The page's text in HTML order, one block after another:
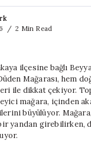
2 Min Read
ilçesine bağlı
Mağarası, hem
ile dikkat çekiyor.
mağara, içinden
büyülüyor.
yandan girebilirken,